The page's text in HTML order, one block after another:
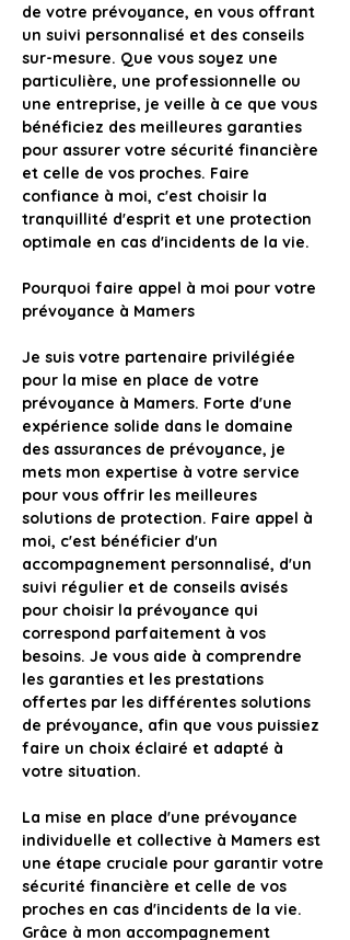
de votre prévoyance, en vous offrant
un suivi personnalisé et des conseils
sur-mesure. Que vous soyez une
particulière, une professionnelle ou
une entreprise, je veille à ce que vous
bénéficiez des meilleures garanties
pour assurer votre sécurité financière
et celle de vos proches. Faire
confiance à moi, c'est choisir la
tranquillité d'esprit et une protection
optimale en cas d'incidents de la vie.
Pourquoi faire appel à moi pour votre
prévoyance à Mamers
Je suis votre partenaire privilégiée
pour la mise en place de votre
prévoyance à Mamers. Forte d'une
expérience solide dans le domaine
des assurances de prévoyance, je
mets mon expertise à votre service
pour vous offrir les meilleures
solutions de protection. Faire appel à
moi, c'est bénéficier d'un
accompagnement personnalisé, d'un
suivi régulier et de conseils avisés
pour choisir la prévoyance qui
correspond parfaitement à vos
besoins. Je vous aide à comprendre
les garanties et les prestations
offertes par les différentes solutions
de prévoyance, afin que vous puissiez
faire un choix éclairé et adapté à
votre situation.
La mise en place d'une prévoyance
individuelle et collective à Mamers est
une étape cruciale pour garantir votre
sécurité financière et celle de vos
proches en cas d'incidents de la vie.
Grâce à mon accompagnement